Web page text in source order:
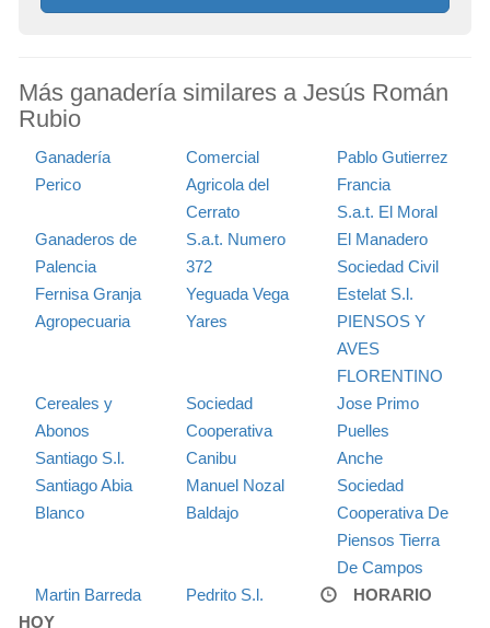
Más ganadería similares a Jesús Román
Rubio
Ganadería
Perico
Comercial
Agricola del
Cerrato
Pablo Gutierrez
Francia
S.a.t. El Moral
Ganaderos de
Palencia
S.a.t. Numero
372
El Manadero
Sociedad Civil
Fernisa Granja
Agropecuaria
Yeguada Vega
Yares
Estelat S.l.
PIENSOS Y
AVES
FLORENTINO
Cereales y
Abonos
Santiago S.l.
Sociedad
Cooperativa
Canibu
Jose Primo
Puelles
Anche
Santiago Abia
Blanco
Manuel Nozal
Baldajo
Sociedad
Cooperativa De
Piensos Tierra
De Campos
Martin Barreda
Pedrito S.l.
HORARIO
HOY